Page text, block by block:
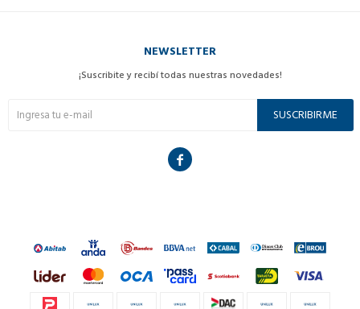
NEWSLETTER
¡Suscribite y recibí todas nuestras novedades!
SUSCRIBIRME
